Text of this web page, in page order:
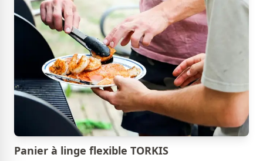
Panier à linge flexible TORKIS